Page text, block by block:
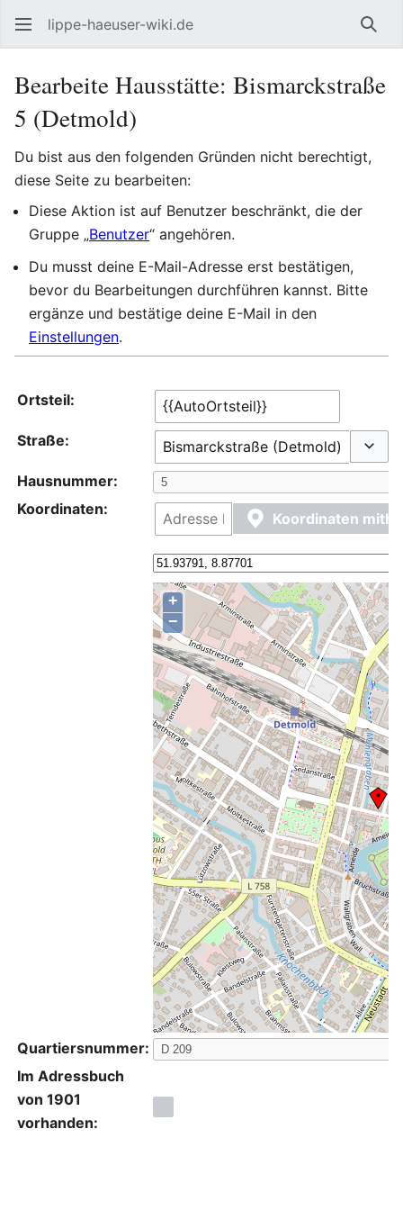
lippe-haeuser-wiki.de
Bearbeite Hausstätte: Bismarckstraße
5 (Detmold)
Du bist aus den folgenden Gründen nicht berechtigt,
diese Seite zu bearbeiten:
Diese Aktion ist auf Benutzer beschränkt, die der
Gruppe „Benutzer“ angehören.
Du musst deine E-Mail-Adresse erst bestätigen,
bevor du Bearbeitungen durchführen kannst. Bitte
ergänze und bestätige deine E-Mail in den
Einstellungen.
Ortsteil:
Straße:
Hausnummer:
Koordinaten:
Koordinaten
+
−
Quartiersnummer:
Im Adressbuch
von 1901
vorhanden: